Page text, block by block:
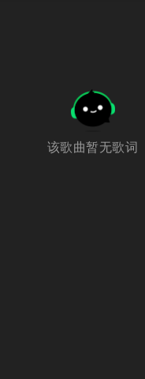
该歌曲暂无歌词